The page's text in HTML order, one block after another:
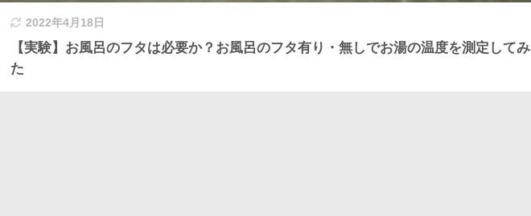
2022年4月18日
【実験】お風呂のフタは必要か？お風呂のフタ有り・無しでお湯の温度を測定してみ
た